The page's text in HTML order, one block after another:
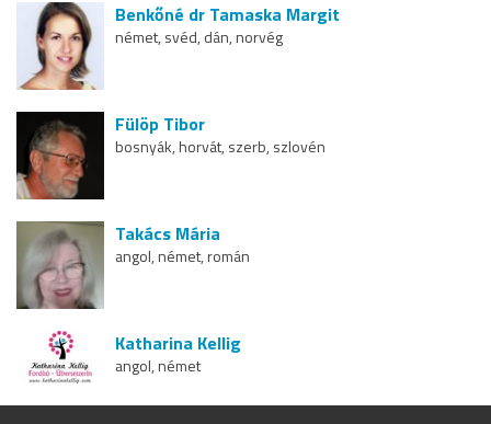
Benkőné dr Tamaska Margit
német, svéd, dán, norvég
Fülöp Tibor
bosnyák, horvát, szerb, szlovén
Takács Mária
angol, német, román
Katharina Kellig
angol, német